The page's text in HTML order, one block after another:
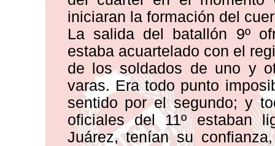
iniciaran la formación del
La salida del batallón 9º
estaba acuartelado con el
de los soldados de uno y
varas. Era todo punto
sentido por el segundo; y
oficiales del 11º estaban
Juárez, tenían su